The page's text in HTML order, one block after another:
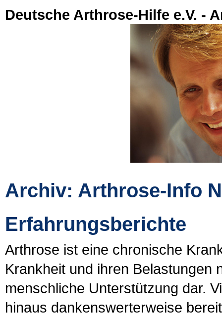
Deutsche Arthrose-Hilfe e.V. -
Archiv: Arthrose-Info
Erfahrungsberichte
Arthrose ist eine chronische
Krankheit und ihren Belastungen
menschliche Unterstützung dar.
hinaus dankenswerterweise